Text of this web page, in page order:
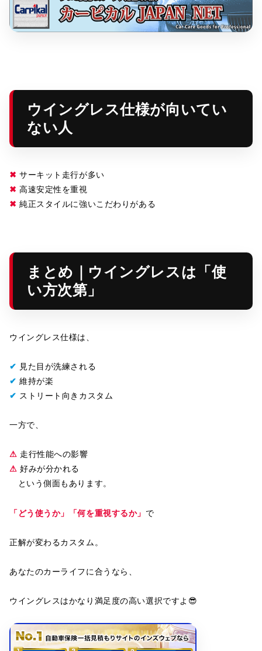
ウイングレス仕様が向いてい
ない人
✖ サーキット走行が多い
✖高速安定性を重視
✖純正スタイルに強いこだわりがある
まとめ｜ウイングレスは「使
い方次第」
ウイングレス仕様は、
✔ 見た目が洗練される
✔維持が楽
✔ ストリート向きカスタム
一方で、
⚠ 走行性能への影響
⚠好みが分かれる
という側面もあります。
「どう使うか」「何を重視するか」 で
正解が変わるカスタム。
あなたのカーライフに合うなら、
ウイングレスはかなり満足度の高い選択ですよ😎